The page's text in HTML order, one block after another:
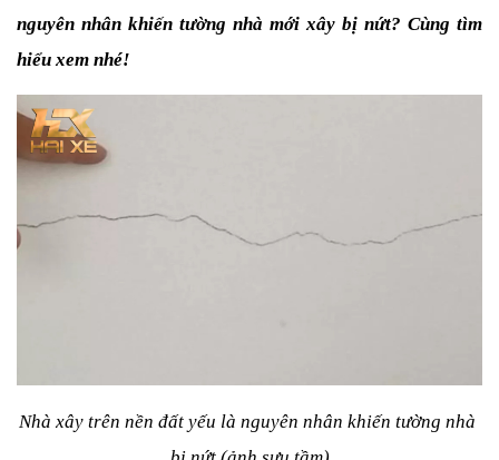
nguyên nhân khiến tường nhà mới xây bị nứt? Cùng tìm
hiểu xem nhé!
Nhà xây trên nền đất yếu là nguyên nhân khiến tường nhà